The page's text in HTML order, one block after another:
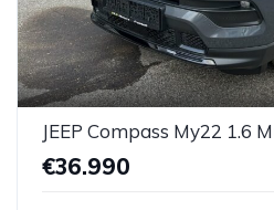
JEEP Compass My22 1.6
€36.990